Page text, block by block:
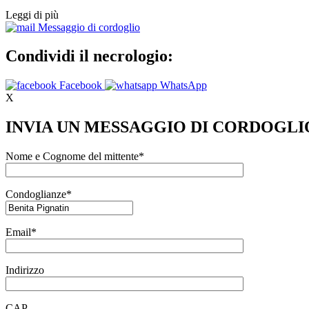
Leggi di più
Messaggio di cordoglio
Condividi il necrologio:
Facebook
WhatsApp
X
INVIA UN MESSAGGIO DI
Nome e Cognome del mittente*
Condoglianze*
Email*
Indirizzo